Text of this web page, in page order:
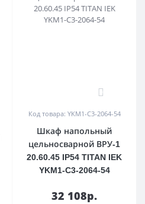
Код товара: YKM1-C3-2064-54
Шкаф напольный
цельносварной ВРУ-1
20.60.45 IP54 TITAN IEK
YKM1-C3-2064-54
32 108р.